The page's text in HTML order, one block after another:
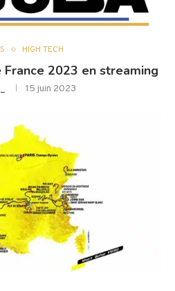
HIGH TECH
2023 en streaming
15 juin 2023